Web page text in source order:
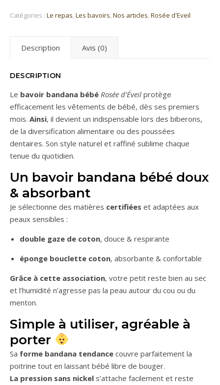
Catégories : Le repas,Les bavoirs,Nos articles,Rosée d'Eveil
Description Avis (0)
DESCRIPTION
Le bavoir bandana bébé Rosée d’Éveil protège
efficacement les vêtements de bébé, dès ses premiers
mois. Ainsi, il devient un indispensable lors des biberons,
de la diversification alimentaire ou des poussées
dentaires. Son style naturel et raffiné sublime chaque
tenue du quotidien.
Un bavoir bandana bébé doux
& absorbant
Je sélectionne des matières certifiées et adaptées aux
peaux sensibles :
double gaze de coton, douce & respirante
éponge bouclette coton, absorbante & confortable
Grâce à cette association, votre petit reste bien au sec
et l’humidité n’agresse pas la peau autour du cou ou du
menton.
Simple à utiliser, agréable à
porter
Sa forme bandana tendance couvre parfaitement la
poitrine tout en laissant bébé libre de bouger.
La pression sans nickel s’attache facilement et reste